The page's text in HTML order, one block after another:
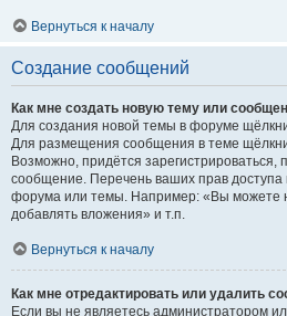
Вернуться к началу
Создание сообщений
Как мне создать новую тему или
Для создания новой темы в форуме
Для размещения сообщения в теме
Возможно, придётся зарегистрироваться,
сообщение. Перечень ваших прав доступа
форума или темы. Например: «Вы можете
добавлять вложения» и т.п.
Вернуться к началу
Как мне отредактировать или удалить
Если вы не являетесь администратором